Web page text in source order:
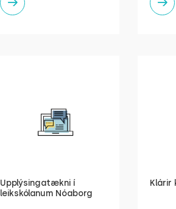
Upplýsingatækni í
leikskólanum Nóaborg
Klárir